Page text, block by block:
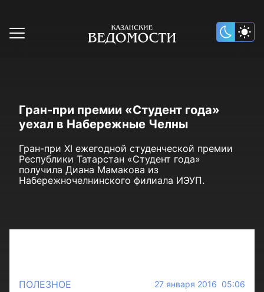
Гран-при премии «Студент года»
уехал в Набережные Челны
Гран-при XI ежегодной студенческой премии
Республики Татарстан «Студент года»
получила Диана Мамакова из
Набережночелнинского филиала ИЭУП.
ПОЛЕЗНОЕ 27 января 2016 05:06